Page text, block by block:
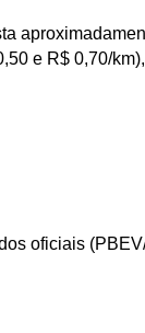
e R$ 0,70/
oficiais